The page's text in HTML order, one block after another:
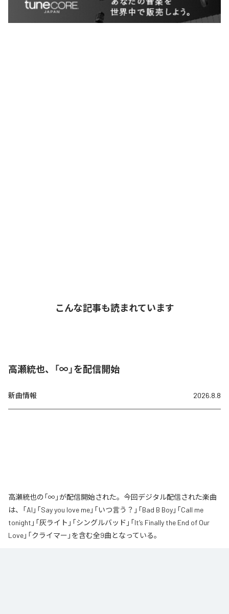
こんな記事も読まれています
高瀬統也、「∞」を配信開始
新曲情報 2026.8.8
高瀬統也の「∞」が配信開始された。今回デジタル配信された楽曲
は、「AI」「Say you love me」「いつ言う？」「Bad B Boy」「Call me
tonight」「灰ライト」「シングルバッド」「It’s Finally the End of Our
Love」「クライマー」を含む全9曲となっている。